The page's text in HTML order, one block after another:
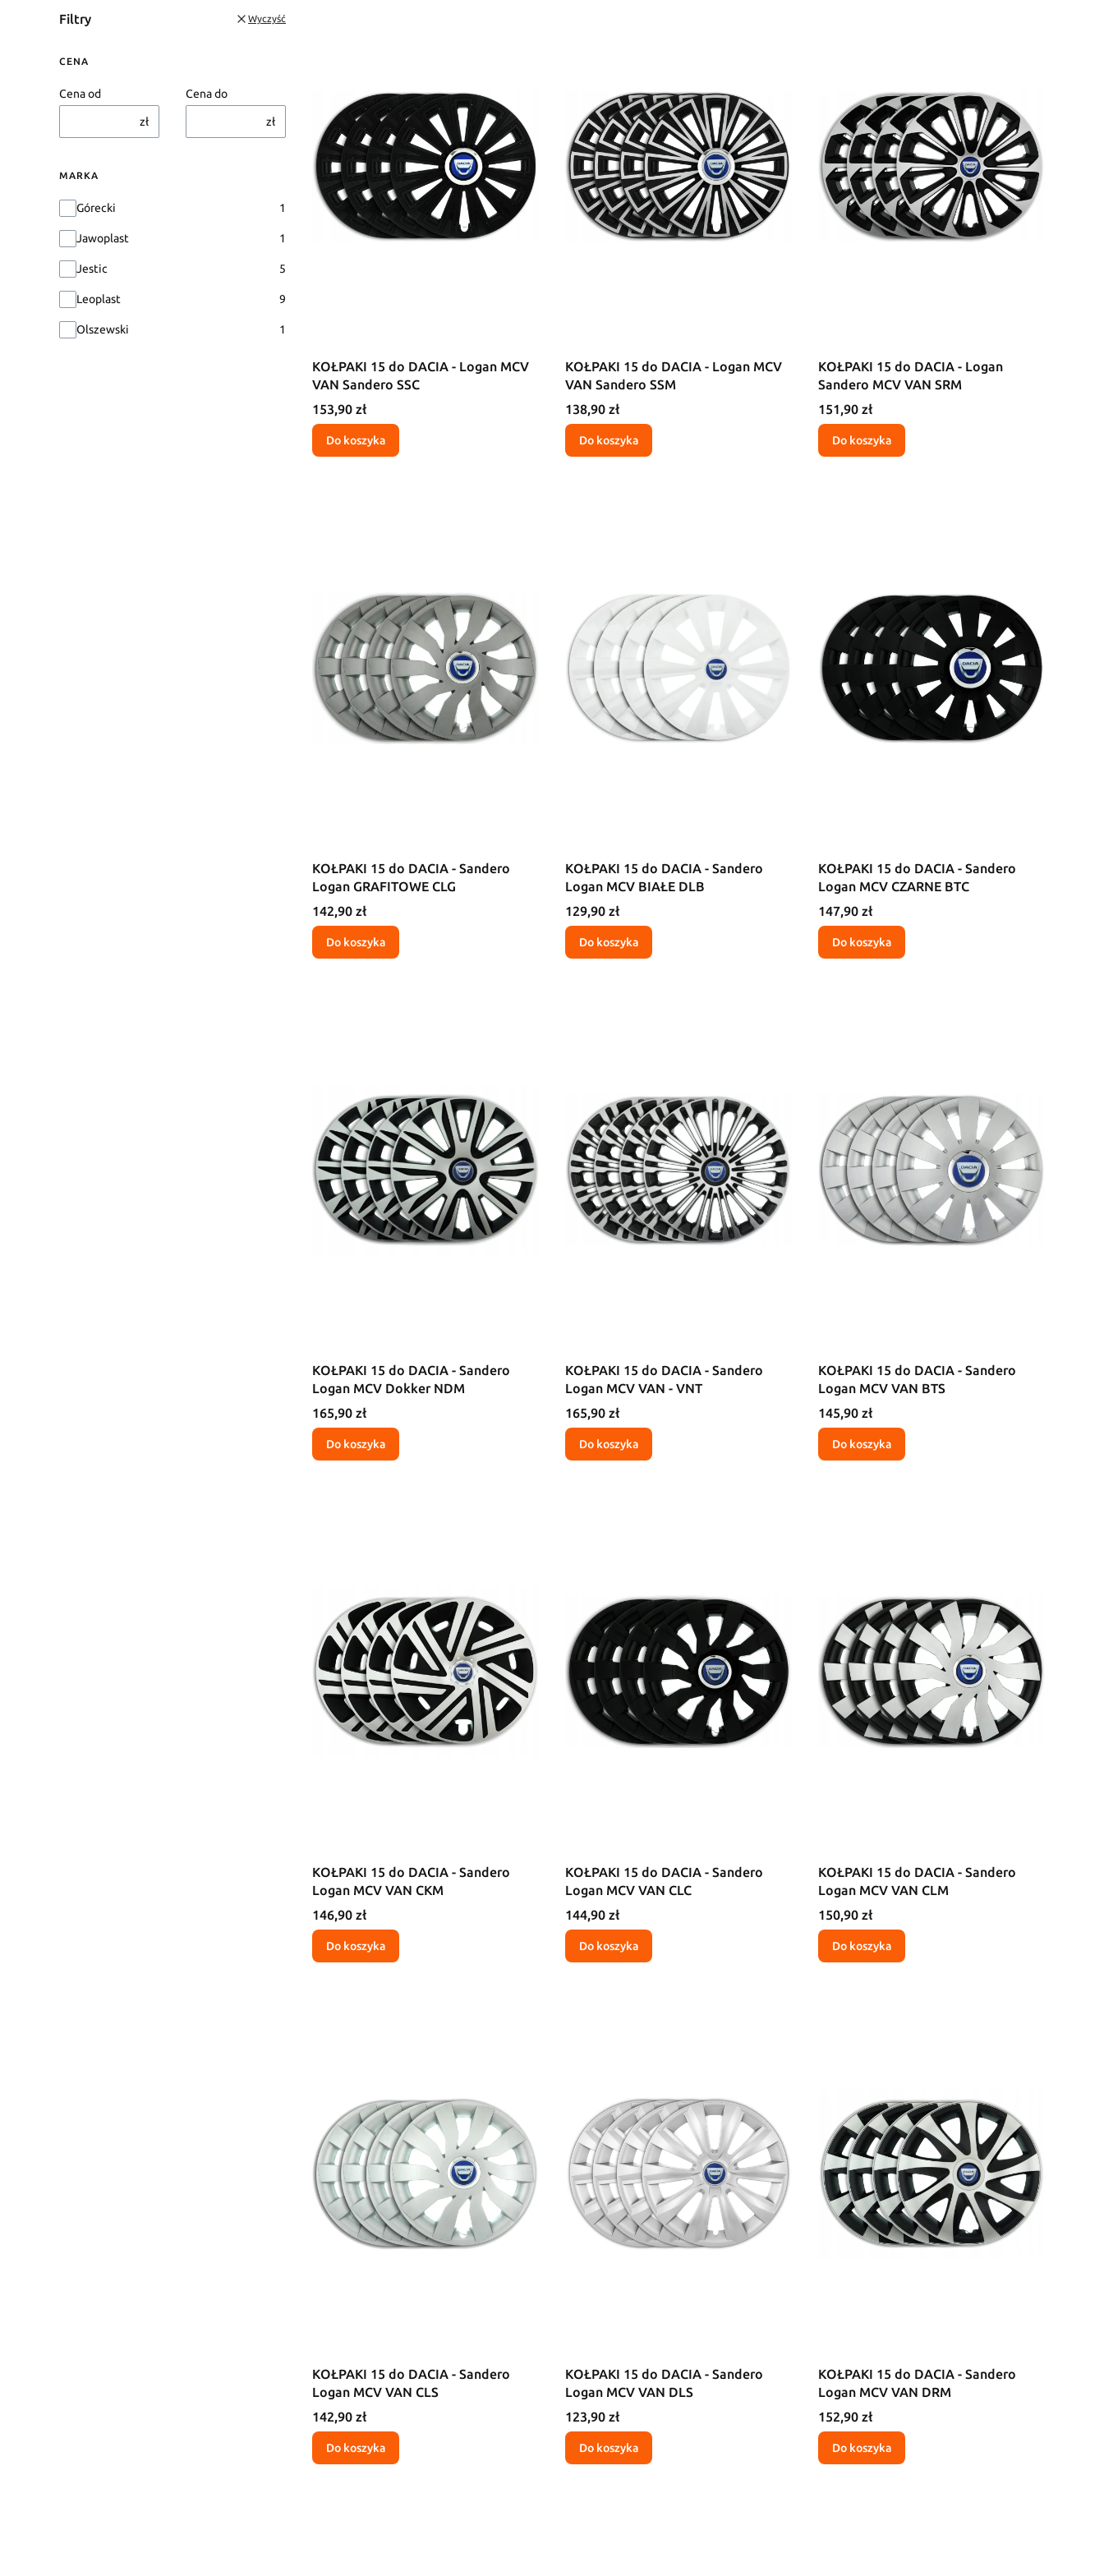
Filtry Wyczyść
CENA
Cena od
zł
Cena do
zł
MARKA
MarkaGórecki 1
Jawoplast 1
Jestic 5
Leoplast 9
Olszewski 1
KOŁPAKI 15 do DACIA - Logan MCV
VAN Sandero SSC
Cena
153,90 zł
Do koszyka
KOŁPAKI 15 do DACIA - Logan MCV
VAN Sandero SSM
Cena
138,90 zł
Do koszyka
KOŁPAKI 15 do DACIA - Logan
Sandero MCV VAN SRM
Cena
151,90 zł
Do koszyka
KOŁPAKI 15 do DACIA - Sandero
Logan GRAFITOWE CLG
Cena
142,90 zł
Do koszyka
KOŁPAKI 15 do DACIA - Sandero
Logan MCV BIAŁE DLB
Cena
129,90 zł
Do koszyka
KOŁPAKI 15 do DACIA - Sandero
Logan MCV CZARNE BTC
Cena
147,90 zł
Do koszyka
KOŁPAKI 15 do DACIA - Sandero
Logan MCV Dokker NDM
Cena
165,90 zł
Do koszyka
KOŁPAKI 15 do DACIA - Sandero
Logan MCV VAN - VNT
Cena
165,90 zł
Do koszyka
KOŁPAKI 15 do DACIA - Sandero
Logan MCV VAN BTS
Cena
145,90 zł
Do koszyka
KOŁPAKI 15 do DACIA - Sandero
Logan MCV VAN CKM
Cena
146,90 zł
Do koszyka
KOŁPAKI 15 do DACIA - Sandero
Logan MCV VAN CLC
Cena
144,90 zł
Do koszyka
KOŁPAKI 15 do DACIA - Sandero
Logan MCV VAN CLM
Cena
150,90 zł
Do koszyka
KOŁPAKI 15 do DACIA - Sandero
Logan MCV VAN CLS
Cena
142,90 zł
Do koszyka
KOŁPAKI 15 do DACIA - Sandero
Logan MCV VAN DLS
Cena
123,90 zł
Do koszyka
KOŁPAKI 15 do DACIA - Sandero
Logan MCV VAN DRM
Cena
152,90 zł
Do koszyka